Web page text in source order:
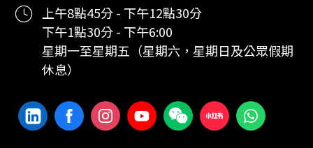
上午8點45分 - 下午12點30分
下午1點30分 - 下午6:00
星期一至星期五（星期六，星期日及公眾假期
休息）